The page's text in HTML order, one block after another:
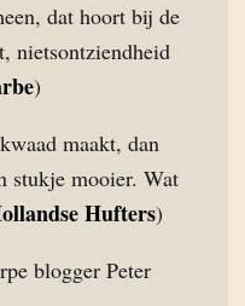
dat hoort bij de
nietsontziendheid
)
maakt, dan
stukje mooier. Wat
Hufters)
blogger Peter